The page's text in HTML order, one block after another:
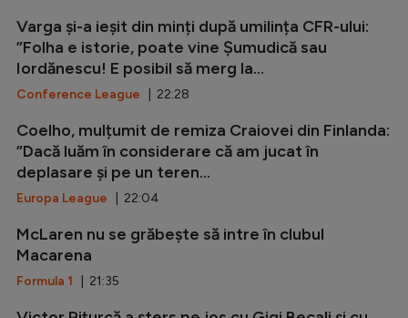
Varga și-a ieșit din minți după umilința CFR-ului:
”Folha e istorie, poate vine Șumudică sau
Iordănescu! E posibil să merg la...
Conference League | 22:28
Coelho, mulțumit de remiza Craiovei din Finlanda:
”Dacă luăm în considerare că am jucat în
deplasare și pe un teren...
Europa League | 22:04
McLaren nu se grăbește să intre în clubul
Macarena
Formula 1 | 21:35